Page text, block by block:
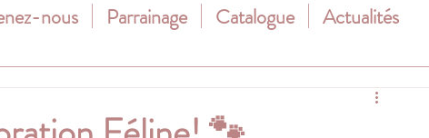
nous Parrainage Catalogue Actualités